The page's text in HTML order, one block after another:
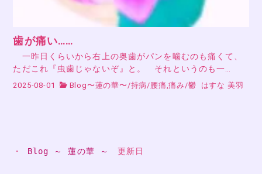
歯が痛い……
一昨日くらいから右上の奥歯がパンを噛むのも痛くて、
ただこれ『虫歯じゃないぞ』と。 それというのも一…
2025-08-01 Blog〜蓮の華〜 /持病 /腰痛,痛み/鬱 はすな 美羽
・ Blog ～ 蓮の華 ～ 更新日